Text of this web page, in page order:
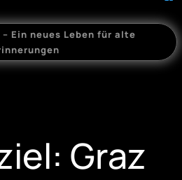
Ein neues Leben für alte
Graz